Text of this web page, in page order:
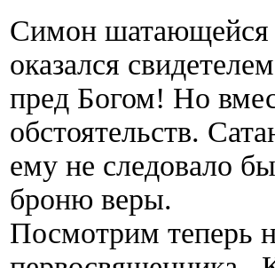
Симон шатающейся
оказался
пред Богом! Но
обстоятельств.
ему не следовало
броню веры.
Посмотрим теперь